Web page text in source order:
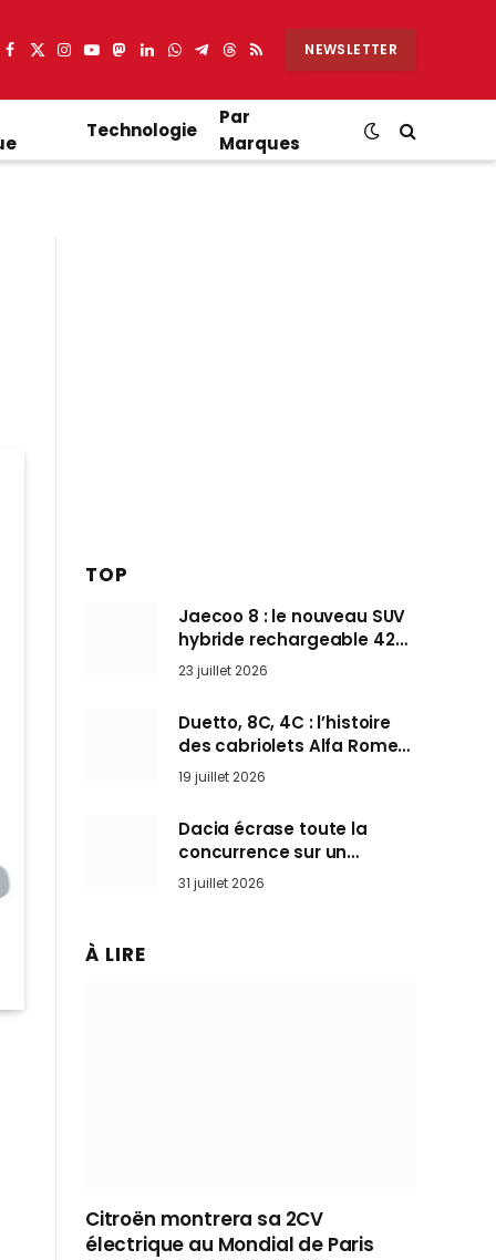
Facebook
X
Instagram
YouTube
Mastodon
LinkedIn
WhatsApp
Partager
Telegram
Threads
RSS NEWSLETTER
Technologie
Par
Marques
TOP
Jaecoo 8 : le nouveau SUV
hybride rechargeable 428
ch qui vise l’Audi Q7 arrive
en Europe cet automne
23 juillet 2026
Duetto, 8C, 4C : l’histoire
des cabriolets Alfa Romeo,
ces Spider qui ont défini
l’art de rouler cheveux au
vent
19 juillet 2026
Dacia écrase toute la
concurrence sur un
marché où personne ne
l’attendait
31 juillet 2026
À LIRE
Citroën montrera sa 2CV
électrique au Mondial de Paris